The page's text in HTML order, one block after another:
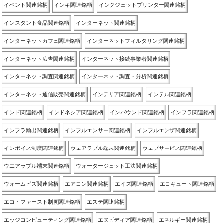
イベント関連銘柄 インキ関連銘柄 インクジェットプリンター関連銘柄
インスタント食品関連銘柄 インターネット関連銘柄
インターネットカフェ関連銘柄 インターネットフィルタリング関連銘柄
インターネット広告関連銘柄 インターネット接続事業者関連銘柄
インターネット調査関連銘柄 インターネット調査・分析関連銘柄
インターネット通信販売関連銘柄 インテリア関連銘柄 インテル関連銘柄
インド関連銘柄 インドネシア関連銘柄 インバウンド関連銘柄 インフラ関連銘柄
インフラ輸出関連銘柄 インフルエンサー関連銘柄 インフルエンザ関連銘柄
インボイス制度関連銘柄 ウェアラブル端末関連銘柄 ウェブサービス関連銘柄
ウエアラブル端末関連銘柄 ウォータージェット工法関連銘柄
ウォームビズ関連銘柄 エアコン関連銘柄 エイズ関連銘柄 エコキュート関連銘柄
エコ・ファースト制度関連銘柄 エステ関連銘柄
エッジコンピューティング関連銘柄 エヌビディア関連銘柄 エネルギー関連銘柄